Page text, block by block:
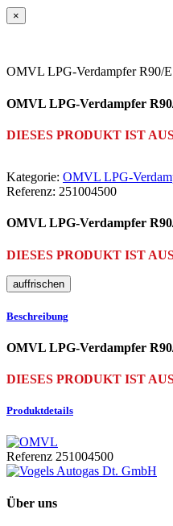
×
OMVL LPG-Verdampfer R90/
OMVL LPG-Verdampfer
DIESES PRODUKT IST
Kategorie: OMVL LPG-
Referenz: 251004500
OMVL LPG-Verdampfer
DIESES PRODUKT IST
Beschreibung
OMVL LPG-Verdampfer
DIESES PRODUKT IST
Produktdetails
Referenz 251004500
Über uns